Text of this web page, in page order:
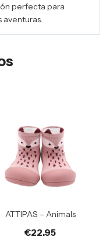
perfecta para
aventuras.
ATTIPAS – Animals
€22.95